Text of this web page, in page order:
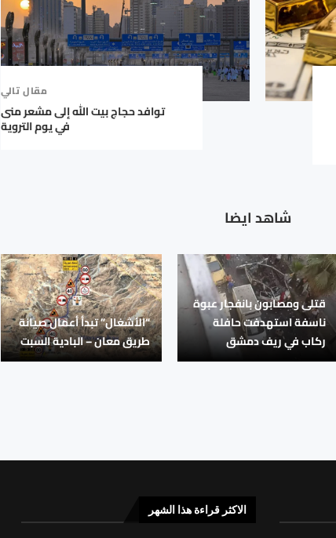
مقال تالي
توافد حجاج بيت الله إلى مشعر منى
في يوم التروية
شاهد ايضا
“الأشغال” تبدأ أعمال صيانة
طريق معان – البادية السبت
قتلى ومصابون بانفجار عبوة
ناسفة استهدفت حافلة
ركاب في ريف دمشق
الاكثر قراءة هذا الشهر